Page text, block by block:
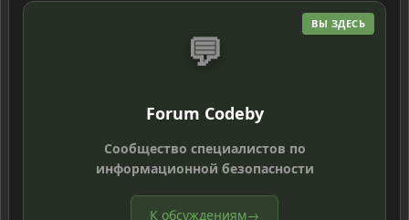
ВЫ ЗДЕСЬ
💬
Forum Codeby
Сообщество специалистов по
информационной безопасности
К обсуждениям→